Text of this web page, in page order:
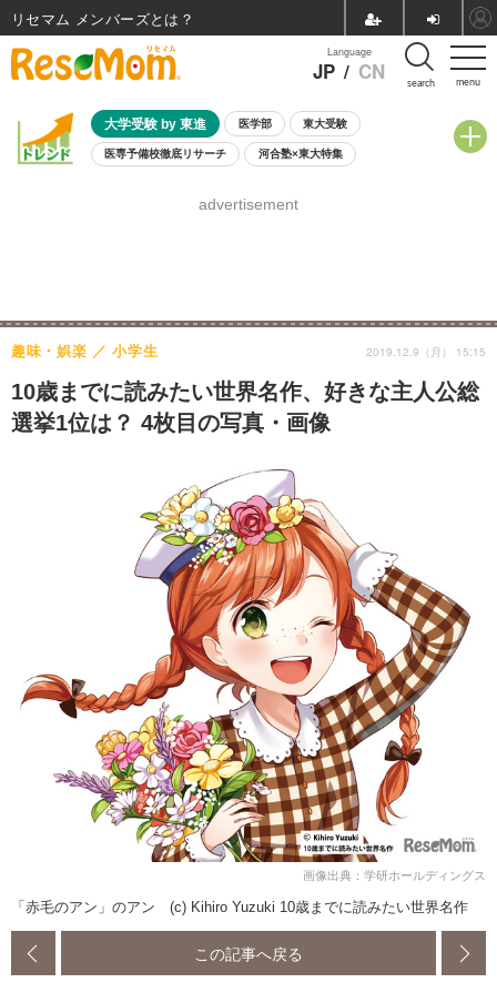
menu
Language
JP / CN search
大学受験 by 東進 医学部 東大受験
医専予備校徹底リサーチ 河合塾×東大特集
8月開催学校説明会・相談会
advertisement
10歳までに読みたい世界名作、好きな主人公総
選挙1位は？ 4枚目の写真・画像
趣味・娯楽 小学生 2019.12.9（月） 15:15
画像出典：学研ホールディングス
「赤毛のアン」のアン (c) Kihiro Yuzuki 10歳までに読みたい世界名作
この記事へ戻る
リセマム メンバーズ